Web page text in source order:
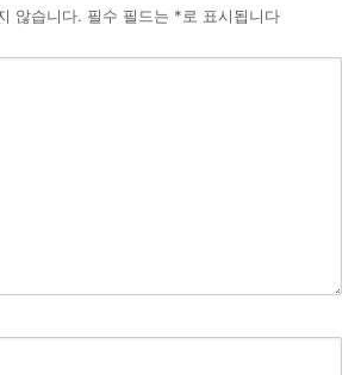
않습니다. 필수 필드는 *로 표시됩니다